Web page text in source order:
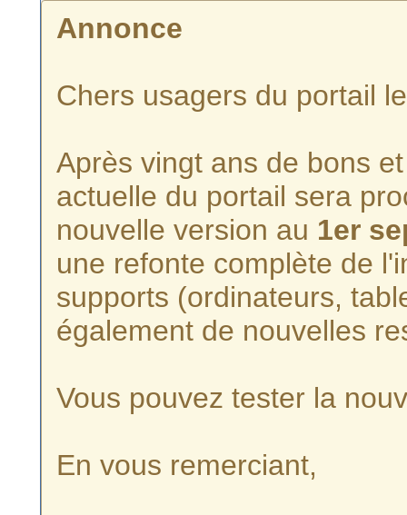
Annonce
Chers usagers du portail
Après vingt ans de bons
actuelle du portail sera
nouvelle version au 1er
une refonte complète de
supports (ordinateurs,
également de nouvelles
Vous pouvez tester la
En vous remerciant,